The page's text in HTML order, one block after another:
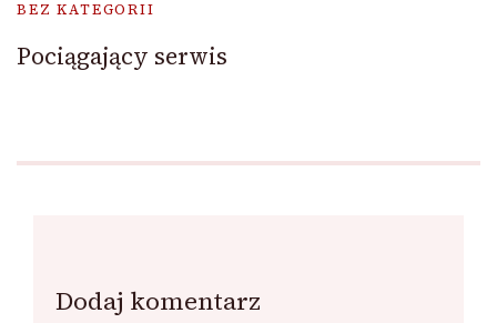
BEZ KATEGORII
Pociągający serwis
Dodaj komentarz